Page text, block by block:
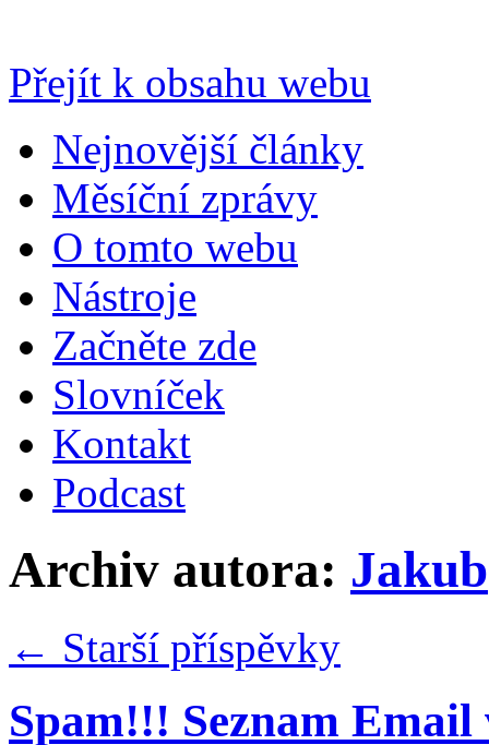
Přejít k obsahu webu
Nejnovější články
Měsíční zprávy
O tomto webu
Nástroje
Začněte zde
Slovníček
Kontakt
Podcast
Archiv autora: Jakub
← Starší příspěvky
Spam!!! Seznam Email